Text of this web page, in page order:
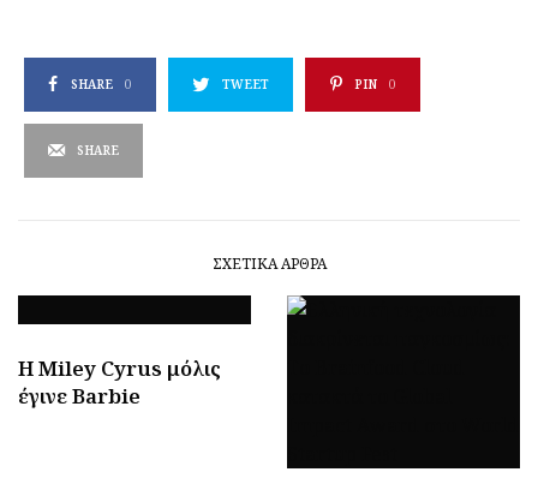
SHARE 0 TWEET PIN 0
SHARE
ΣΧΕΤΙΚΆ ΆΡΘΡΑ
H Miley Cyrus μόλις
έγινε Barbie